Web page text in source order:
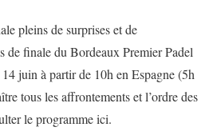
pleins de surprises et de
de finale du Bordeaux Premier Padel
juin à partir de 10h en Espagne (5h
tous les affrontements et l’ordre des
le programme ici.